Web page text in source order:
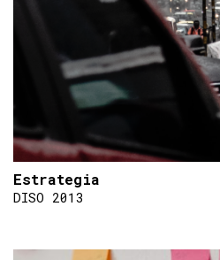
Estrategia
DISO 2013